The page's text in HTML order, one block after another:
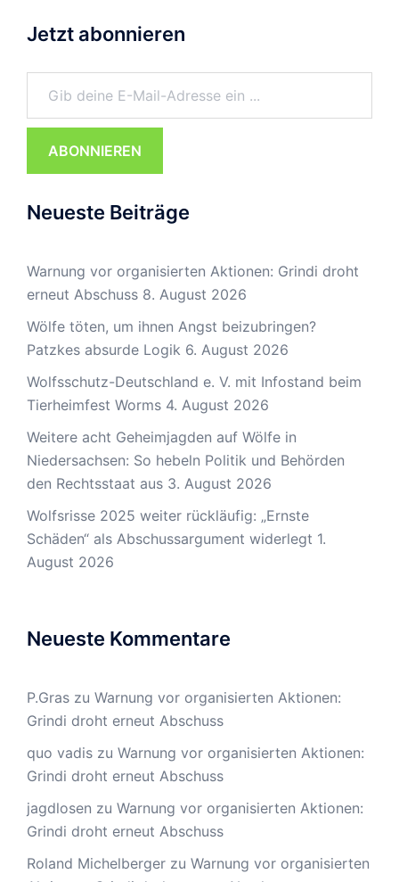
Jetzt abonnieren
Gib deine E-Mail-Adresse ein ...
ABONNIEREN
Neueste Beiträge
Warnung vor organisierten Aktionen: Grindi droht
erneut Abschuss 8. August 2026
Wölfe töten, um ihnen Angst beizubringen?
Patzkes absurde Logik 6. August 2026
Wolfsschutz-Deutschland e. V. mit Infostand beim
Tierheimfest Worms 4. August 2026
Weitere acht Geheimjagden auf Wölfe in
Niedersachsen: So hebeln Politik und Behörden
den Rechtsstaat aus 3. August 2026
Wolfsrisse 2025 weiter rückläufig: „Ernste
Schäden“ als Abschussargument widerlegt 1.
August 2026
Neueste Kommentare
P.Gras zu Warnung vor organisierten Aktionen:
Grindi droht erneut Abschuss
quo vadis zu Warnung vor organisierten Aktionen:
Grindi droht erneut Abschuss
jagdlosen zu Warnung vor organisierten Aktionen:
Grindi droht erneut Abschuss
Roland Michelberger zu Warnung vor organisierten